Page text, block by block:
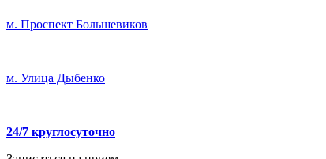
м. Проспект Большевиков
м. Улица Дыбенко
24/7 круглосуточно